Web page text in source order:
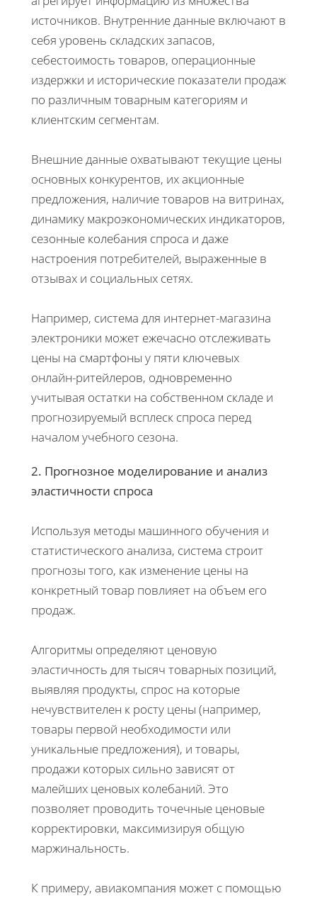
источников. Внутренние данные включают в
себя уровень складских запасов,
себестоимость товаров, операционные
издержки и исторические показатели продаж
по различным товарным категориям и
клиентским сегментам.
Внешние данные охватывают текущие цены
основных конкурентов, их акционные
предложения, наличие товаров на витринах,
динамику макроэкономических индикаторов,
сезонные колебания спроса и даже
настроения потребителей, выраженные в
отзывах и социальных сетях.
Например, система для интернет-магазина
электроники может ежечасно отслеживать
цены на смартфоны у пяти ключевых
онлайн-ритейлеров, одновременно
учитывая остатки на собственном складе и
прогнозируемый всплеск спроса перед
началом учебного сезона.
2. Прогнозное моделирование и анализ
эластичности спроса
Используя методы машинного обучения и
статистического анализа, система строит
прогнозы того, как изменение цены на
конкретный товар повлияет на объем его
продаж.
Алгоритмы определяют ценовую
эластичность для тысяч товарных позиций,
выявляя продукты, спрос на которые
нечувствителен к росту цены (например,
товары первой необходимости или
уникальные предложения), и товары,
продажи которых сильно зависят от
малейших ценовых колебаний. Это
позволяет проводить точечные ценовые
корректировки, максимизируя общую
маржинальность.
К примеру, авиакомпания может с помощью